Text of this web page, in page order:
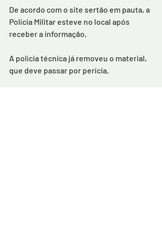
De acordo com o site sertão em pauta, a
Polícia Militar esteve no local após
receber a informação.
A polícia técnica já removeu o material,
que deve passar por perícia.